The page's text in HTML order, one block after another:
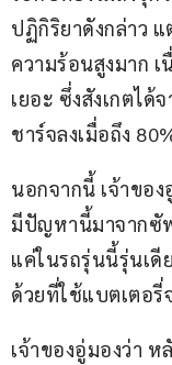
ปฏิกิริยาดังกล่าว
ความร้อนสูงมาก เ
เยอะ ซึ่งสังเกตได้
ชาร์จลงเมื่อถึง
นอกจากนี้ เจ้าขอ
มีปัญหานี้มาจากซั
แค่ในรถรุ่นนี้รุ่นเ
ด้วยที่ใช้แบตเตอรี่
เจ้าของอู่มองว่า